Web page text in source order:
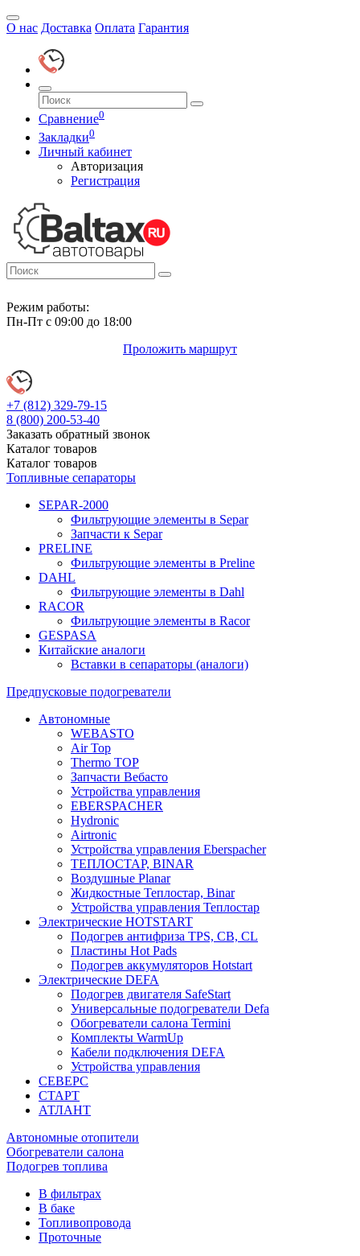
О нас Доставка Оплата Гарантия
Сравнение0
Закладки0
Личный кабинет
Авторизация
Регистрация
Режим работы:
Пн-Пт с 09:00 до 18:00
Проложить маршрут
+7 (812) 329-79-15
8 (800) 200-53-40
Заказать обратный звонок
Каталог товаров
Каталог товаров
Топливные сепараторы
SEPAR-2000
Фильтрующие элементы в Separ
Запчасти к Separ
PRELINE
Фильтрующие элементы в Preline
DAHL
Фильтрующие элементы в Dahl
RACOR
Фильтрующие элементы в Racor
GESPASA
Китайские аналоги
Вставки в сепараторы (аналоги)
Предпусковые подогреватели
Автономные
WEBASTO
Air Top
Thermo TOP
Запчасти Вебасто
Устройства управления
EBERSPACHER
Hydronic
Airtronic
Устройства управления Eberspacher
ТЕПЛОСТАР, BINAR
Воздушные Planar
Жидкостные Теплостар, Binar
Устройства управления Теплостар
Электрические HOTSTART
Подогрев антифриза TPS, CB, CL
Пластины Hot Pads
Подогрев аккумуляторов Hotstart
Электрические DEFA
Подогрев двигателя SafeStart
Универсальные подогреватели Defa
Обогреватели салона Termini
Комплекты WarmUp
Кабели подключения DEFA
Устройства управления
СЕВЕРС
СТАРТ
АТЛАНТ
Автономные отопители
Обогреватели салона
Подогрев топлива
В фильтрах
В баке
Топливопровода
Проточные